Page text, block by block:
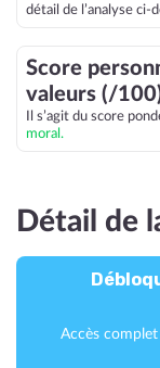
détail de l’analyse ci-
Score
valeurs (/
Il s’agit du score
moral.
Détail de
Accès